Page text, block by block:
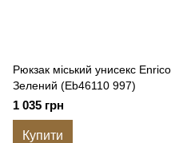
Рюкзак міський унисекс
Зелений (Eb46110 997)
1 035 грн
Купити